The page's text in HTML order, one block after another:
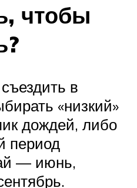
чтобы
в
«низкий»
дождей, либо
период
— июнь,